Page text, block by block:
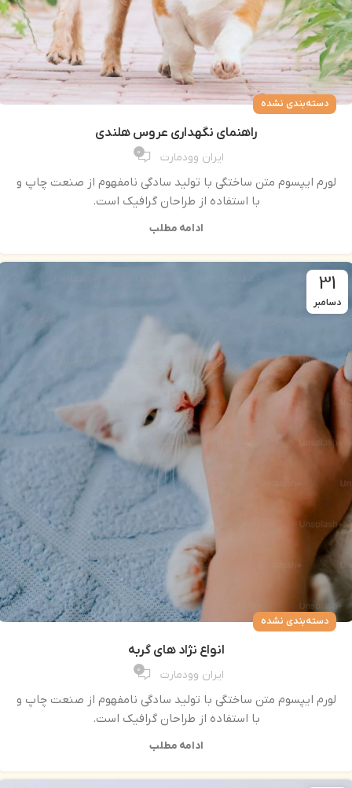
دسته‌بندی نشده
راهنمای نگهداری عروس هلندی
ایران وودمارت 0
لورم ایپسوم متن ساختگی با تولید سادگی نامفهوم از صنعت چاپ و
با استفاده از طراحان گرافیک است.
ادامه مطلب
31
دسامبر
دسته‌بندی نشده
انواع نژاد های گربه
ایران وودمارت 0
لورم ایپسوم متن ساختگی با تولید سادگی نامفهوم از صنعت چاپ و
با استفاده از طراحان گرافیک است.
ادامه مطلب